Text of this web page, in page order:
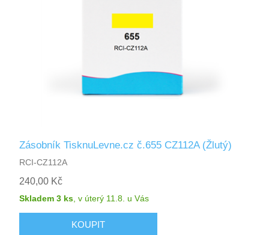
Zásobník TisknuLevne.cz č.655 CZ112A (Žlutý)
RCI-CZ112A
240,00 Kč
Skladem 3 ks ,v úterý 11.8. u Vás